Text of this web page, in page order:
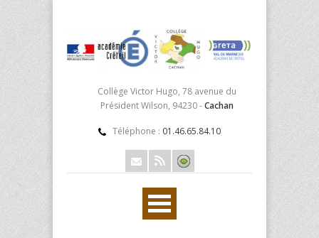
Collège Victor Hugo, 78 avenue du
Président Wilson, 94230 -Cachan
Téléphone : 01.46.65.84.10